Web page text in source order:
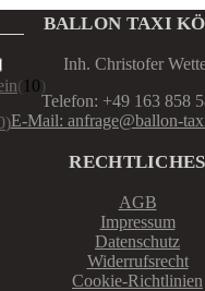
( 10 )
)
BALLON TAXI
Inh. Christofer
Telefon: +49 163 858
E-Mail: anfrage@ballon-
RECHTLICHES
AGB
Impressum
Datenschutz
Widerrufsrecht
Cookie-Richtlinien